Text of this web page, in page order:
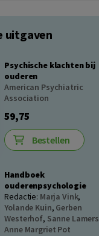
uitgaven
Psychische klachten bij
ouderen
American Psychiatric
Association
59,75
Bestellen
Handboek
ouderenpsychologie
Redactie: Marja Vink,
Yolande Kuin, Gerben
Westerhof, Sanne Lamers
Anne Margriet Pot